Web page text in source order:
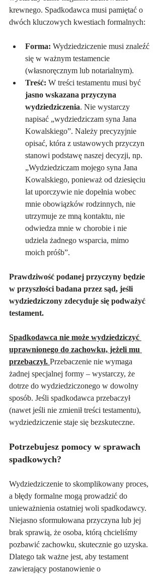
krewnego. Spadkodawca musi pamiętać o
dwóch kluczowych kwestiach formalnych:
Forma: Wydziedziczenie musi znaleźć
się w ważnym testamencie
(własnoręcznym lub notarialnym).
Treść: W treści testamentu musi być
jasno wskazana przyczyna
wydziedziczenia. Nie wystarczy
napisać „wydziedziczam syna Jana
Kowalskiego”. Należy precyzyjnie
opisać, która z ustawowych przyczyn
stanowi podstawę naszej decyzji, np.
„Wydziedziczam mojego syna Jana
Kowalskiego, ponieważ od dziesięciu
lat uporczywie nie dopełnia wobec
mnie obowiązków rodzinnych, nie
utrzymuje ze mną kontaktu, nie
odwiedza mnie w chorobie i nie
udziela żadnego wsparcia, mimo
moich próśb”.
Prawdziwość podanej przyczyny będzie
w przyszłości badana przez sąd, jeśli
wydziedziczony zdecyduje się podważyć
testament.
Spadkodawca nie może wydziedziczyć
uprawnionego do zachowku, jeżeli mu
przebaczył. Przebaczenie nie wymaga
żadnej specjalnej formy – wystarczy, że
dotrze do wydziedziczonego w dowolny
sposób. Jeśli spadkodawca przebaczył
(nawet jeśli nie zmienił treści testamentu),
wydziedziczenie staje się bezskuteczne.
Potrzebujesz pomocy w sprawach
spadkowych?
Wydziedziczenie to skomplikowany proces,
a błędy formalne mogą prowadzić do
unieważnienia ostatniej woli spadkodawcy.
Niejasno sformułowana przyczyna lub jej
brak sprawią, że osoba, którą chcieliśmy
pozbawić zachowku, skutecznie go uzyska.
Dlatego tak ważne jest, aby testament
zawierający postanowienie o